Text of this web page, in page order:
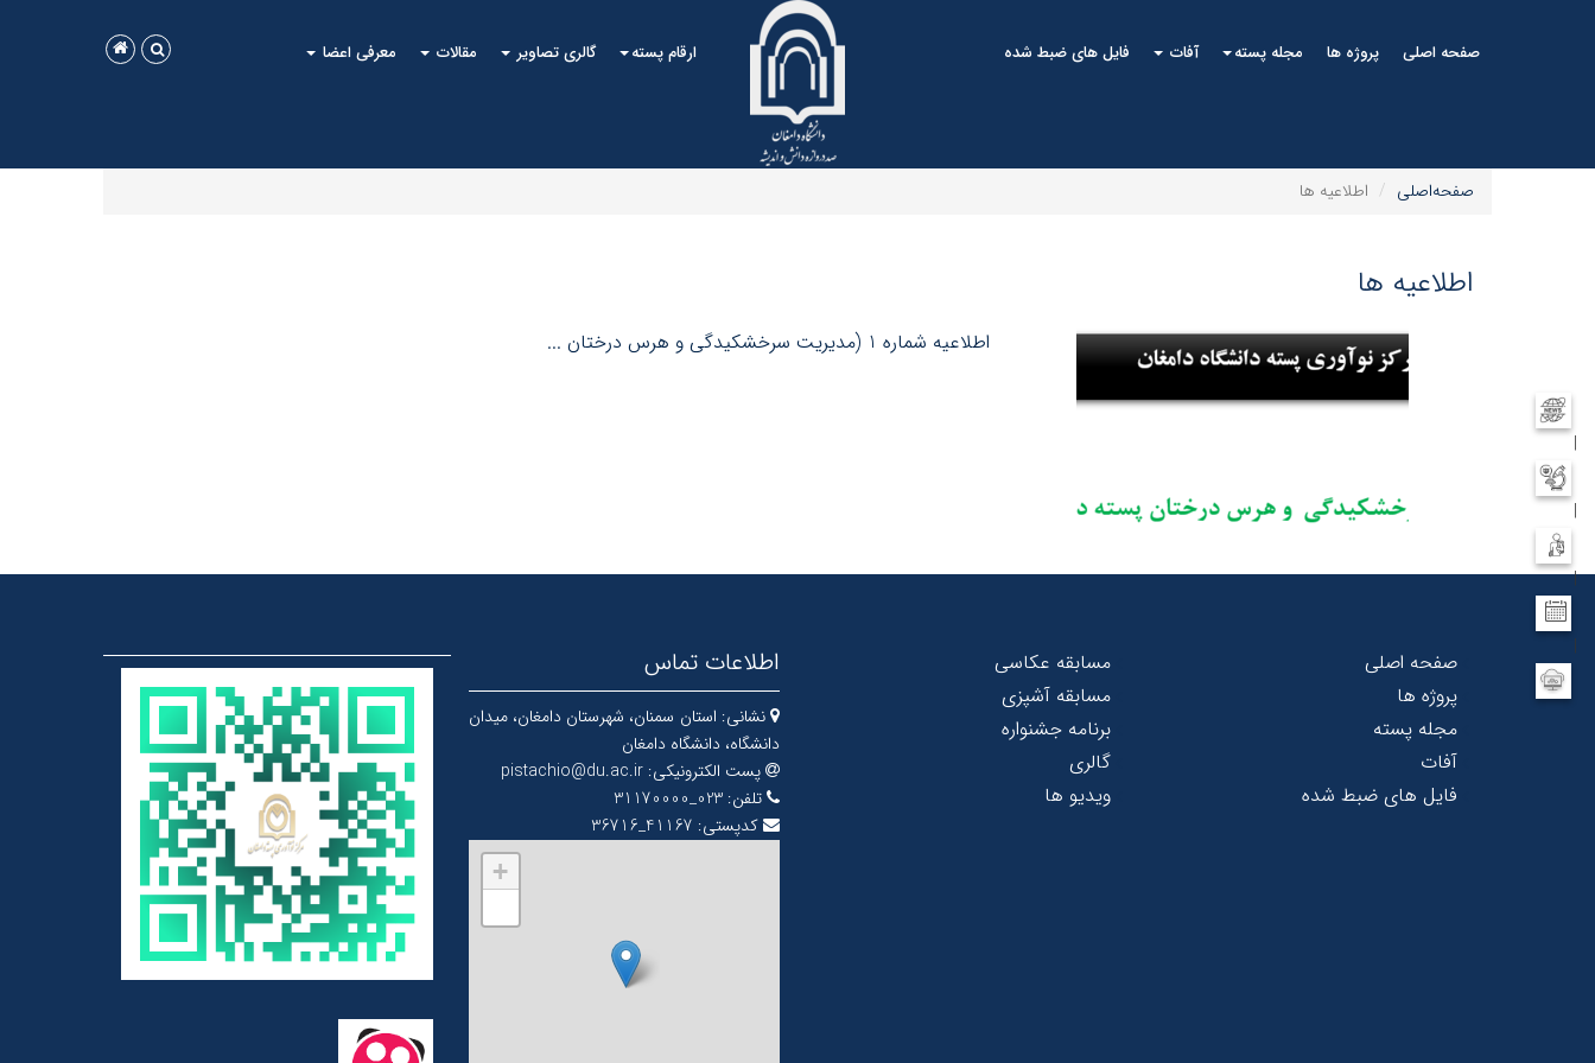
صفحه اصلی پروژه ها مجله پسته آفات فایل های ضبط شده ارقام پسته گالری تصاویر مقالات معرفی اعضا
|
|
|
|
صفحه‌اصلی اطلاعیه ها
اطلاعیه ها
صفحه اصلی
پروژه ها
مجله پسته
آفات
فایل های ضبط شده
مسابقه عکاسی
مسابقه آشپزی
برنامه جشنواره
گالری
ویدیو ها
اطلاعات تماس
نشانی: استان سمنان، شهرستان دامغان، میدان
دانشگاه، دانشگاه دامغان
پست الکترونیکی: pistachio@du.ac.ir
تلفن: 023_31170000
کدپستی: 41167_36716
+